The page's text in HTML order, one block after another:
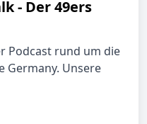
- Der 49ers
Podcast rund um die
Germany. Unsere